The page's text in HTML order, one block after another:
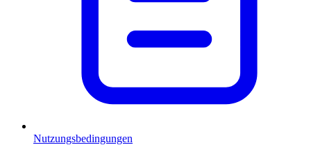
Nutzungsbedingungen